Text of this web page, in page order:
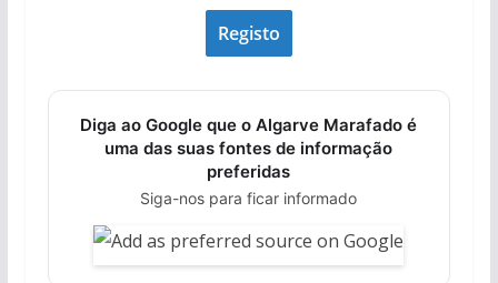
Diga ao Google que o Algarve Marafado é
uma das suas fontes de informação
preferidas
Siga-nos para ficar informado